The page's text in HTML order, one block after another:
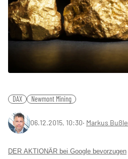
DAX Newmont Mining
06.12.2015, 10:30‧ Markus
DER AKTIONÄR bei Google bevorzugen